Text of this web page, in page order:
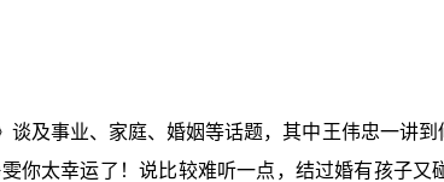
及事业、家庭、婚姻等话题，其中王伟忠一讲
你太幸运了！说比较难听一点，结过婚有孩子又